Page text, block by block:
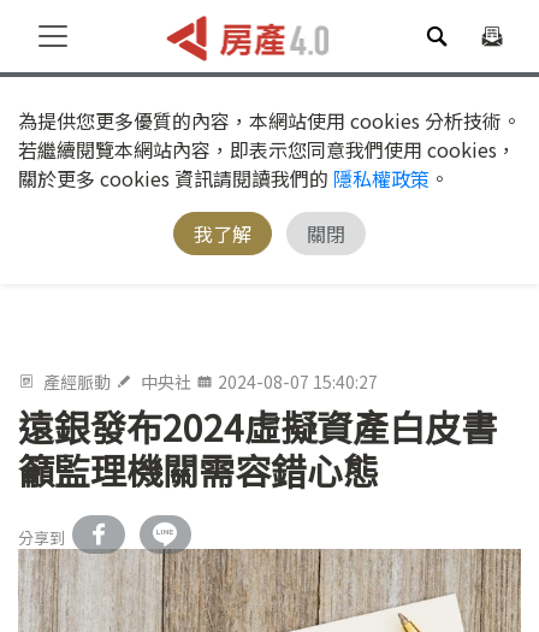
為提供您更多優質的內容，本網站使用 cookies 分析技術。
若繼續閱覽本網站內容，即表示您同意我們使用 cookies，
關於更多 cookies 資訊請閱讀我們的 隱私權政策 。
我了解
關閉
產經脈動 中央社 2024-08-07 15:40:27
遠銀發布2024虛擬資產白皮書
籲監理機關需容錯心態
分享到